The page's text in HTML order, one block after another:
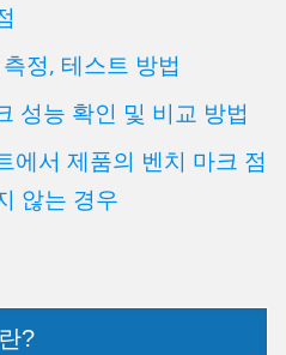
정, 테스트 방법
성능 확인 및 비교 방법
에서 제품의 벤치 마크 점
않는 경우
?